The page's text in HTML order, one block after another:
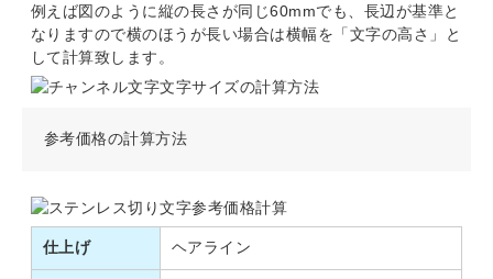
例えば図のように縦の長さが同じ60mmでも、長辺が基準と
なりますので横のほうが長い場合は横幅を「文字の高さ」と
して計算致します。
参考価格の計算方法
仕上げ ヘアライン